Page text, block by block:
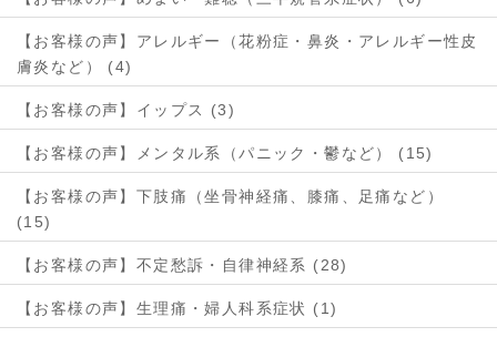
【お客様の声】アレルギー（花粉症・鼻炎・アレルギー性皮
膚炎など） (4)
【お客様の声】イップス (3)
【お客様の声】メンタル系（パニック・鬱など） (15)
【お客様の声】下肢痛（坐骨神経痛、膝痛、足痛など）
(15)
【お客様の声】不定愁訴・自律神経系 (28)
【お客様の声】生理痛・婦人科系症状 (1)